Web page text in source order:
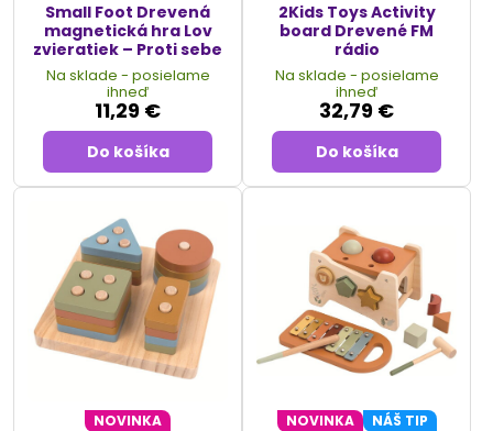
Celkovo sú motorické hračky neoceniteľným nástrojom pre
rozvoj detí v ranom veku. Sú to hračky, ktoré nielenže
poskytujú zábavu, ale tiež podporujú učenie, objavovanie a
rozvoj dôležitých zručností a schopností. Preto sú motorické
hračky nenahraditeľnou súčasťou každej detskej hračkovej
zbierky.
Prečítajte si aj náš článok o tomako prirodzene podporovať
Small Foot Drevená
magnetická hra Lov
zvieratiek – Proti sebe
Na sklade - posielame
ihneď
11,29 €
Do košíka
2Kids Toys Activity
board Drevené FM
rádio
Na sklade - posielame
ihneď
32,79 €
Do košíka
NOVINKA NOVINKA NÁŠ TIP